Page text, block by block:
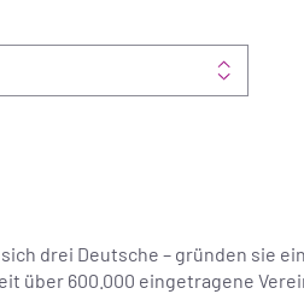
drei Deutsche – gründen sie
über 600.000 eingetragene